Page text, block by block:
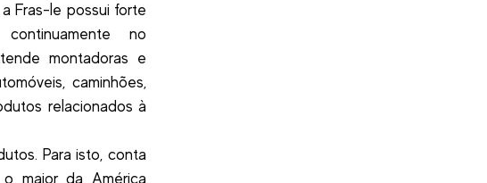
Fras-le possui forte
no
montadoras e
caminhões,
relacionados à
Para isto, conta
maior da América